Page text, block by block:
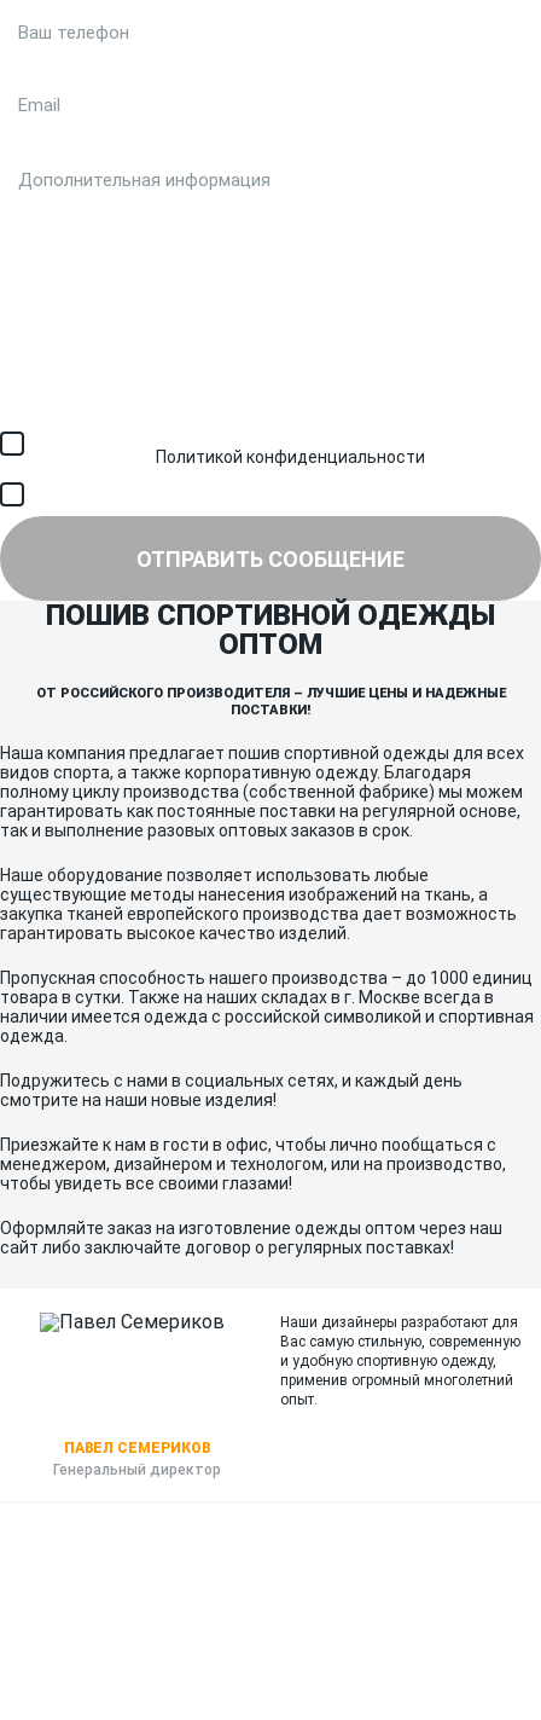
Политикой конфиденциальности
ОТПРАВИТЬ СООБЩЕНИЕ
ПОШИВ СПОРТИВНОЙ ОДЕЖДЫ
ОПТОМ
ОТ РОССИЙСКОГО ПРОИЗВОДИТЕЛЯ – ЛУЧШИЕ ЦЕНЫ И НАДЕЖНЫЕ
ПОСТАВКИ!
Наша компания предлагает пошив спортивной одежды для всех
видов спорта, а также корпоративную одежду. Благодаря
полному циклу производства (собственной фабрике) мы можем
гарантировать как постоянные поставки на регулярной основе,
так и выполнение разовых оптовых заказов в срок.
Наше оборудование позволяет использовать любые
существующие методы нанесения изображений на ткань, а
закупка тканей европейского производства дает возможность
гарантировать высокое качество изделий.
Пропускная способность нашего производства – до 1000 единиц
товара в сутки. Также на наших складах в г. Москве всегда в
наличии имеется одежда с российской символикой и спортивная
одежда.
Подружитесь с нами в социальных сетях, и каждый день
смотрите на наши новые изделия!
Приезжайте к нам в гости в офис, чтобы лично пообщаться с
менеджером, дизайнером и технологом, или на производство,
чтобы увидеть все своими глазами!
Оформляйте заказ на изготовление одежды оптом через наш
сайт либо заключайте договор о регулярных поставках!
ПАВЕЛ СЕМЕРИКОВ
Генеральный директор
Наши дизайнеры разработают для
Вас самую стильную, современную
и удобную спортивную одежду,
применив огромный многолетний
опыт.